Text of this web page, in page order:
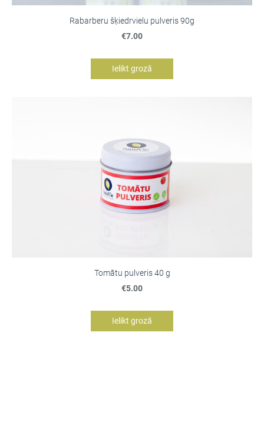
Rabarberu šķiedrvielu pulveris 90g
€7.00
Ielikt grozā
Tomātu pulveris 40 g
€5.00
Ielikt grozā